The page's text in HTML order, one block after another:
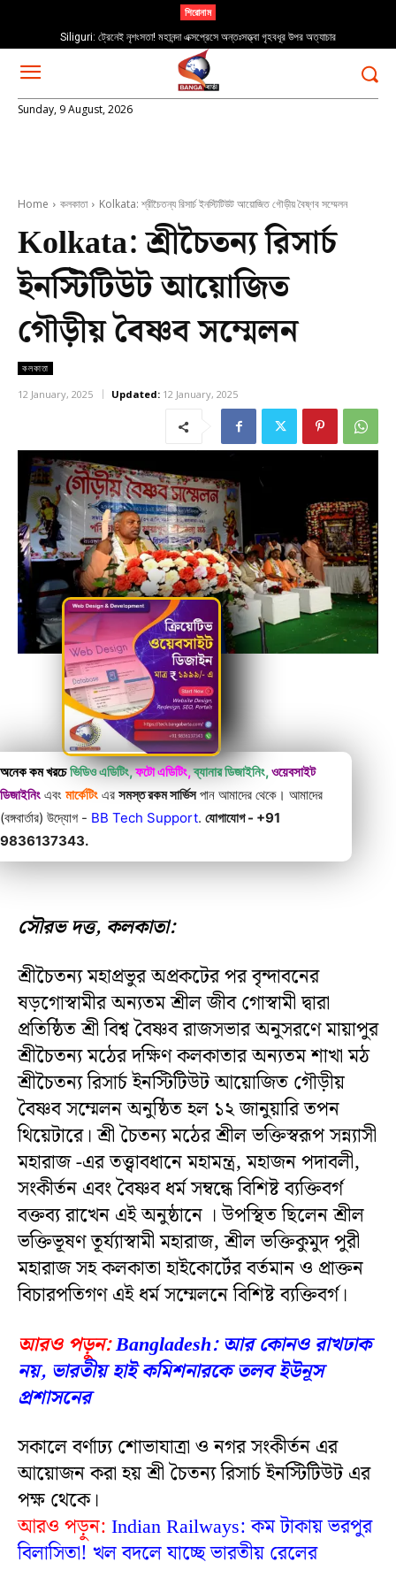
শিরোনাম
Siliguri: ট্রেনেই নৃশংসতা! মহানন্দা এক্সপ্রেসে অন্তঃসত্ত্বা গৃহবধূর উপর অত্যাচার
Sunday, 9 August, 2026
Home কলকাতা Kolkata: শ্রীচৈতন্য রিসার্চ ইনস্টিটিউট আয়োজিত গৌড়ীয় বৈষ্ণব সম্মেলন
Kolkata: শ্রীচৈতন্য রিসার্চ
ইনস্টিটিউট আয়োজিত
গৌড়ীয় বৈষ্ণব সম্মেলন
কলকাতা
12 January, 2025 Updated: 12 January, 2025
অনেক কম খরচে ভিডিও এডিটিং,ফটো এডিটিং,ব্যানার ডিজাইনিং,ওয়েবসাইট
ডিজাইনিং এবং মার্কেটিং এর সমস্ত রকম সার্ভিসপান আমাদের থেকে। আমাদের
(বঙ্গবার্তার) উদ্যোগ - BB Tech Support. যোগাযোগ - +91
9836137343.
সৌরভ দত্ত, কলকাতা:
শ্রীচৈতন্য মহাপ্রভুর অপ্রকটের পর বৃন্দাবনের
ষড়গোস্বামীর অন্যতম শ্রীল জীব গোস্বামী দ্বারা
প্রতিষ্ঠিত শ্রী বিশ্ব বৈষ্ণব রাজসভার অনুসরণে মায়াপুর
শ্রীচৈতন্য মঠের দক্ষিণ কলকাতার অন্যতম শাখা মঠ
শ্রীচৈতন্য রিসার্চ ইনস্টিটিউট আয়োজিত গৌড়ীয়
বৈষ্ণব সম্মেলন অনুষ্ঠিত হল ১২ জানুয়ারি তপন
থিয়েটারে। শ্রী চৈতন্য মঠের শ্রীল ভক্তিস্বরূপ সন্ন্যাসী
মহারাজ -এর তত্ত্বাবধানে মহামন্ত্র, মহাজন পদাবলী,
সংকীর্তন এবং বৈষ্ণব ধর্ম সম্বন্ধে বিশিষ্ট ব্যক্তিবর্গ
বক্তব্য রাখেন এই অনুষ্ঠানে । উপস্থিত ছিলেন শ্রীল
ভক্তিভূষণ তূর্য্যাস্বামী মহারাজ, শ্রীল ভক্তিকুমুদ পুরী
মহারাজ সহ কলকাতা হাইকোর্টের বর্তমান ও প্রাক্তন
বিচারপতিগণ এই ধর্ম সম্মেলনে বিশিষ্ট ব্যক্তিবর্গ।
আরও পড়ুন:Bangladesh: আর কোনও রাখঢাক
নয়, ভারতীয় হাই কমিশনারকে তলব ইউনূস
প্রশাসনের
সকালে বর্ণাঢ্য শোভাযাত্রা ও নগর সংকীর্তন এর
আয়োজন করা হয় শ্রী চৈতন্য রিসার্চ ইনস্টিটিউট এর
পক্ষ থেকে।
আরও পড়ুন: Indian Railways: কম টাকায় ভরপুর
বিলাসিতা! খল বদলে যাচ্ছে ভারতীয় রেলের